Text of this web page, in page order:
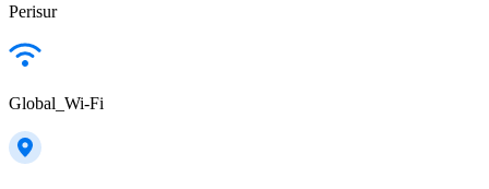
Perisur
Global_Wi-Fi